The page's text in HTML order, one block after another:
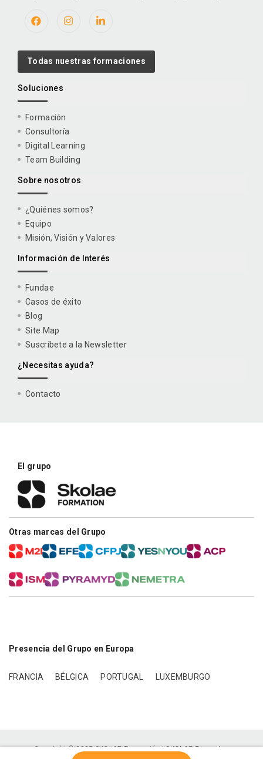
Todas nuestras formaciones
Soluciones
Formación
Consultoría
Digital Learning
Team Building
Sobre nosotros
¿Quiénes somos?
Equipo
Misión, Visión y Valores
Información de Interés
Fundae
Casos de éxito
Blog
Site Map
Suscríbete a la Newsletter
¿Necesitas ayuda?
Contacto
El grupo
Otras marcas del Grupo
Presencia del Grupo en Europa
FRANCIA BÉLGICA PORTUGAL LUXEMBURGO
Copyright © 2025 SKOLAE Formación | SKOLAE Formation